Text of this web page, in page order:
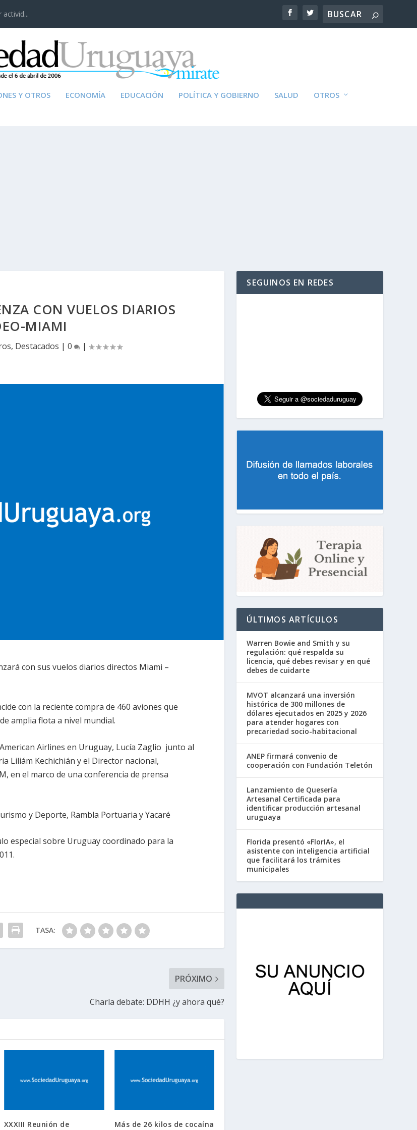
Y OTROS ECONOMÍA EDUCACIÓN POLÍTICA Y GOBIERNO SALUD OTROS
CON VUELOS DIARIOS
MIAMI
, Destacados | 0 |
con sus vuelos diarios directos Miami –
con la reciente compra de 460 aviones que
amplia flota a nivel mundial.
Airlines en Uruguay, Lucía Zaglio junto al
Liliám Kechichián y el Director nacional,
en el marco de una conferencia de prensa
y Deporte, Rambla Portuaria y Yacaré
especial sobre Uruguay coordinado para la
TASA:
PRÓXIMO
Charla debate: DDHH ¿y ahora qué?
XXXIII Reunión de
Más de 26 kilos de cocaína
SEGUINOS EN REDES
ÚLTIMOS ARTÍCULOS
Warren Bowie and Smith y su
regulación: qué respalda su
licencia, qué debes revisar y en qué
debes de cuidarte
MVOT alcanzará una inversión
histórica de 300 millones de
dólares ejecutados en 2025 y 2026
para atender hogares con
precariedad socio-habitacional
ANEP firmará convenio de
cooperación con Fundación Teletón
Lanzamiento de Quesería
Artesanal Certificada para
identificar producción artesanal
uruguaya
Florida presentó «FlorIA», el
asistente con inteligencia artificial
que facilitará los trámites
municipales